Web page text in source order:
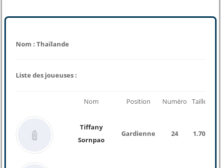
Nom : Thaïlande
Liste des joueuses :
Nom Position Numéro Taille
Tiffany
Sornpao
Gardienne 24 1.70